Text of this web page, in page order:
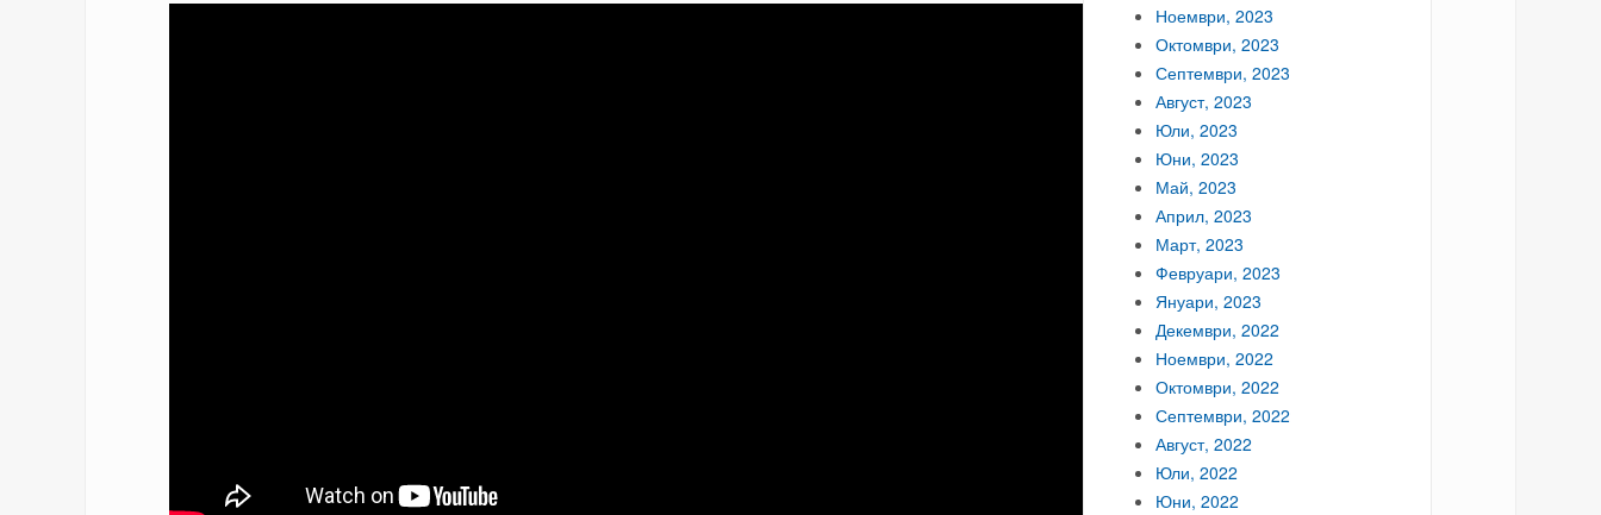
Ноември, 2023
Октомври, 2023
Септември, 2023
Август, 2023
Юли, 2023
Юни, 2023
Май, 2023
Април, 2023
Март, 2023
Февруари, 2023
Януари, 2023
Декември, 2022
Ноември, 2022
Октомври, 2022
Септември, 2022
Август, 2022
Юли, 2022
Юни, 2022